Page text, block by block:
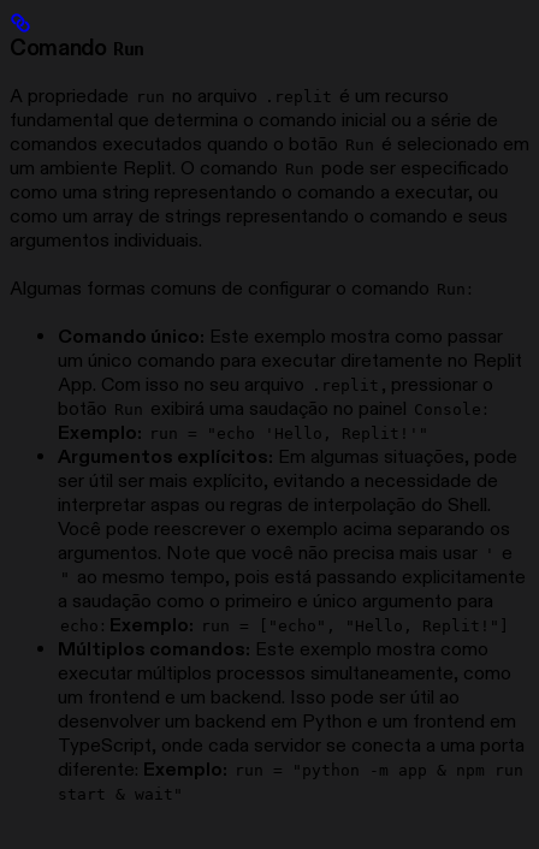
Comando Run
A propriedade run no arquivo .replit é um recurso
fundamental que determina o comando inicial ou a série de
comandos executados quando o botão Run é selecionado em
um ambiente Replit. O comando Run pode ser especificado
como uma string representando o comando a executar, ou
como um array de strings representando o comando e seus
argumentos individuais.
Algumas formas comuns de configurar o comando Run :
Comando único: Este exemplo mostra como passar
um único comando para executar diretamente no Replit
App. Com isso no seu arquivo
.replit , pressionar o
botão Run exibirá uma saudação no painel Console :
Exemplo:
run = "echo 'Hello, Replit!'"
Argumentos explícitos: Em algumas situações, pode
ser útil ser mais explícito, evitando a necessidade de
interpretar aspas ou regras de interpolação do Shell.
Você pode reescrever o exemplo acima separando os
argumentos. Note que você não precisa mais usar
e
"
ao mesmo tempo, pois está passando explicitamente
a saudação como o primeiro e único argumento para
echo : Exemplo: run = ["echo", "Hello, Replit!"]
Múltiplos comandos: Este exemplo mostra como
executar múltiplos processos simultaneamente, como
um frontend e um backend. Isso pode ser útil ao
desenvolver um backend em Python e um frontend em
TypeScript, onde cada servidor se conecta a uma porta
diferente: Exemplo:
run = "python -m app & npm run
start & wait"